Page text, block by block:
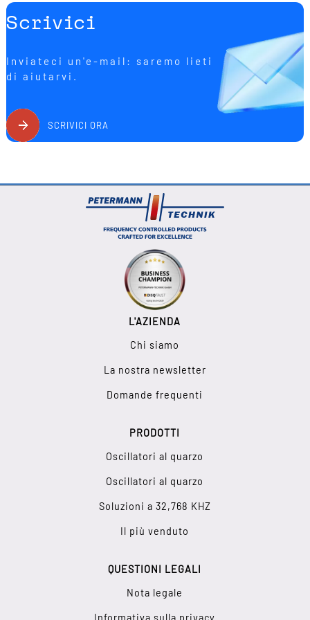
Scrivici
Inviateci un'e-mail: saremo lieti
di aiutarvi.
SCRIVICI ORA
L'AZIENDA
Chi siamo
La nostra newsletter
Domande frequenti
PRODOTTI
Oscillatori al quarzo
Oscillatori al quarzo
Soluzioni a 32,768 KHZ
Il più venduto
QUESTIONI LEGALI
Nota legale
Informativa sulla privacy